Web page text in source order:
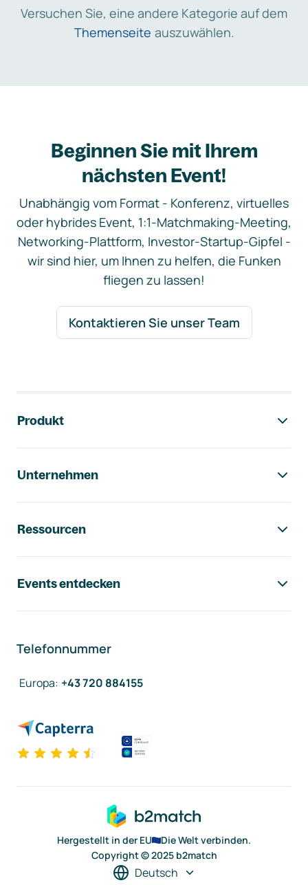
Versuchen Sie, eine andere Kategorie auf dem
Themenseite auszuwählen.
Beginnen Sie mit Ihrem
nächsten Event!
Unabhängig vom Format - Konferenz, virtuelles
oder hybrides Event, 1:1-Matchmaking-Meeting,
Networking-Plattform, Investor-Startup-Gipfel -
wir sind hier, um Ihnen zu helfen, die Funken
fliegen zu lassen!
Kontaktieren Sie unser Team
Produkt
Unternehmen
Ressourcen
Events entdecken
Telefonnummer
Europa: +43 720 884155
Hergestellt in der EU
Die Welt verbinden.
Copyright © 2025 b2match
Deutsch